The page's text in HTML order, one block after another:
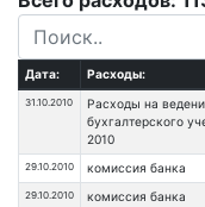
Дата: Расходы:
31.10.2010
Расходы на
бухгалтерского
2010
29.10.2010 комиссия банка
29.10.2010 комиссия банка